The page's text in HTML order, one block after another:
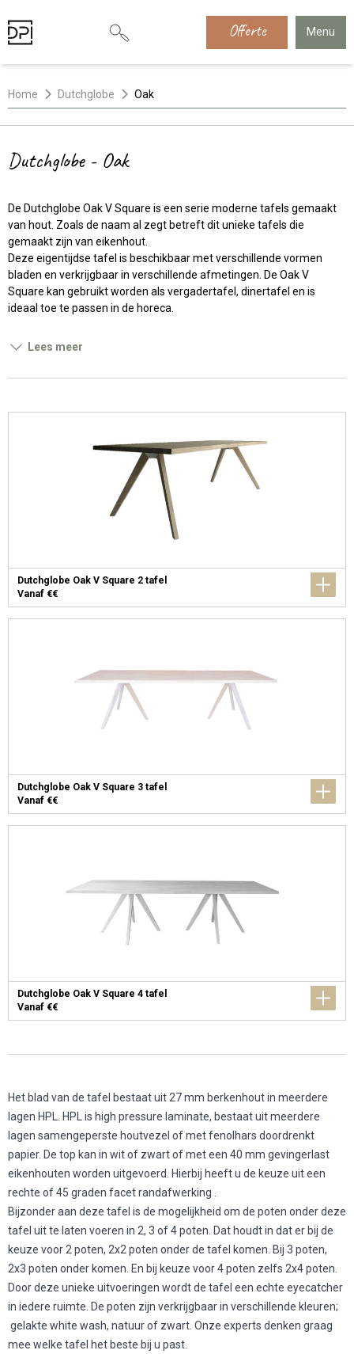
Offerte Menu
Home Dutchglobe Oak
Dutchglobe - Oak
De Dutchglobe Oak V Square is een serie moderne tafels gemaakt
van hout. Zoals de naam al zegt betreft dit unieke tafels die
gemaakt zijn van eikenhout.
Deze eigentijdse tafel is beschikbaar met verschillende vormen
bladen en verkrijgbaar in verschillende afmetingen. De Oak V
Square kan gebruikt worden als vergadertafel, dinertafel en is
ideaal toe te passen in de horeca.
Lees meer
Dutchglobe Oak V Square 2 tafel
Vanaf €€
Dutchglobe Oak V Square 3 tafel
Vanaf €€
Dutchglobe Oak V Square 4 tafel
Vanaf €€
Het blad van de tafel bestaat uit 27 mm berkenhout in meerdere
lagen HPL. HPL is high pressure laminate, bestaat uit meerdere
lagen samengeperste houtvezel of met fenolhars doordrenkt
papier. De top kan in wit of zwart of met een 40 mm gevingerlast
eikenhouten worden uitgevoerd. Hierbij heeft u de keuze uit een
rechte of 45 graden facet randafwerking .
Bijzonder aan deze tafel is de mogelijkheid om de poten onder deze
tafel uit te laten voeren in 2, 3 of 4 poten. Dat houdt in dat er bij de
keuze voor 2 poten, 2x2 poten onder de tafel komen. Bij 3 poten,
2x3 poten onder komen. En bij keuze voor 4 poten zelfs 2x4 poten.
Door deze unieke uitvoeringen wordt de tafel een echte eyecatcher
in iedere ruimte. De poten zijn verkrijgbaar in verschillende kleuren;
gelakte white wash, natuur of zwart. Onze experts denken graag
mee welke tafel het beste bij u past.